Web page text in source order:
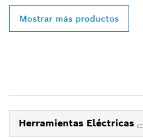
Mostrar más productos
Herramientas Eléctricas